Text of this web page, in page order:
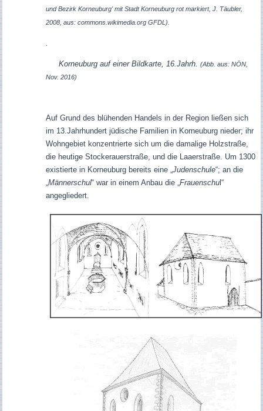
undBezirk Korneuburg' mit Stadt Korneuburg rot markiert, J. Täubler,
2008, aus: commons.wikimedia.org GFDL).
Korneuburg auf einer Bildkarte, 16.Jahrh.
(Abb. aus: NÖN,
Nov. 2016)
Auf Grund des blühenden Handels in der Region ließen sich
im 13.Jahrhundert jüdische Familien in Korneuburg nieder; ihr
Wohngebiet konzentrierte sich um die damalige Holzstraße,
die heutige Stockerauerstraße, und die Laaerstraße. Um 1300
existierte in Korneuburg bereits eine „ Judenschule“; an die
Männerschul“ war in einem Anbau die „ Frauenschul“
angegliedert.